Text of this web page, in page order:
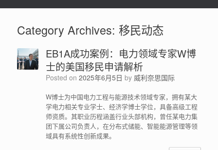
Category Archives: 移民动态
EB1A成功案例：电力领域专家W博
士的美国移民申请解析
Posted on 2025年6月5日 by 威利奈思国际
W博士为中国电力工程与能源技术领域专家，拥有某大
学电力相关专业学士、经济学博士学位，具备高级工程
师资质。其职业历程涵盖行业头部机构，曾任某电力集
团下属公司负责人，在分布式储能、智能能源管理等领
域具有系统性创新成果。